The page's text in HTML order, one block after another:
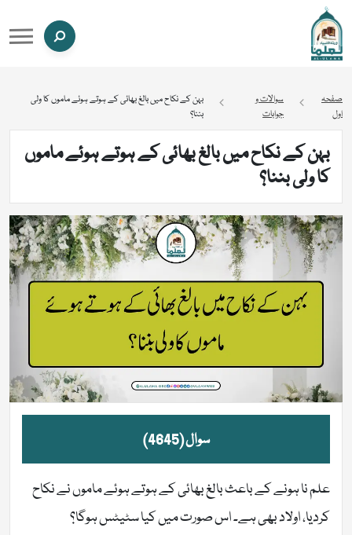
صفحہ
اول
سوالات و
جوابات
بہن کے نکاح میں بالغ بھائی کے ہوتے ہوئے ماموں کا ولی
بننا؟
بہن کے نکاح میں بالغ بھائی کے ہوتے ہوئے ماموں
کا ولی بننا؟
سوال (4645)
علم نا ہونے کے باعث بالغ بھائی کے ہوتے ہوئے ماموں نے نکاح
کردیا، اولاد بھی ہے۔ اس صورت میں کیا سٹیٹس ہوگا؟